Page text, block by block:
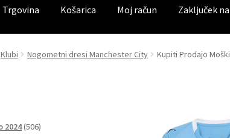
Trgovina Košarica Moj račun Zaključek
Kontaktiraj nas Košarica Moj račun Trgovina Zaključek
Klubi Nogometni dresi Manchester City Kupiti Prodajo
2024 506izdelkov